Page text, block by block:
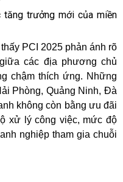
trưởng mới của miền
PCI 2025 phản ánh rõ
các địa phương chủ
chậm thích ứng. Những
Phòng, Quảng Ninh, Đà
không còn bằng ưu đãi
xử lý công việc, mức độ
nghiệp tham gia chuỗi